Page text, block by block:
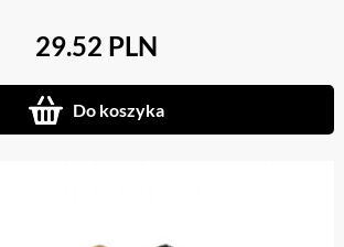
29.52 PLN
Do koszyka